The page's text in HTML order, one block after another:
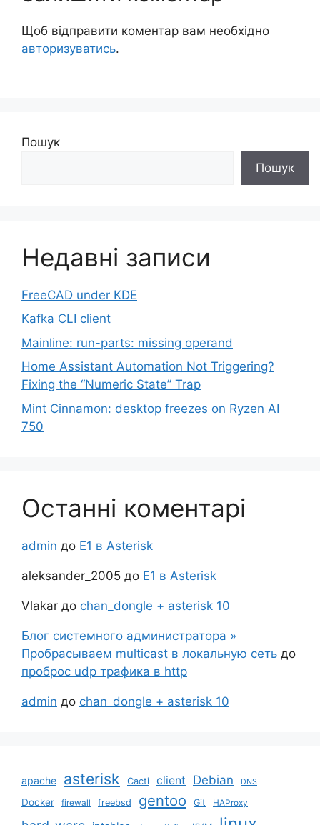
Щоб відправити коментар вам необхідно
авторизуватись.
Пошук
Пошук
Недавні записи
FreeCAD under KDE
Kafka CLI client
Mainline: run-parts: missing operand
Home Assistant Automation Not Triggering?
Fixing the “Numeric State” Trap
Mint Cinnamon: desktop freezes on Ryzen AI
750
Останні коментарі
admin до Е1 в Asterisk
aleksander_2005 до Е1 в Asterisk
Vlakar до chan_dongle + asterisk 10
Блог системного администратора »
Пробрасываем multicast в локальную сеть до
проброс udp трафика в http
admin до chan_dongle + asterisk 10
apache asterisk Cacti client Debian DNS
Docker firewall freebsd gentoo Git HAProxy